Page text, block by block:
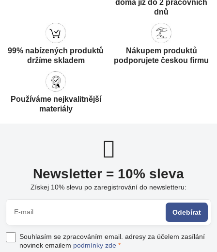
doma již do 2 pracovních
dnů
99% nabízených produktů
držíme skladem
Nákupem produktů
podporujete českou firmu
Používáme nejkvalitnější
materiály
Newsletter = 10% sleva
Získej 10% slevu po zaregistrování do newsletteru:
Odebírat
Souhlasím se zpracováním email. adresy za účelem zasílání
novinek emailem podmínky zde *